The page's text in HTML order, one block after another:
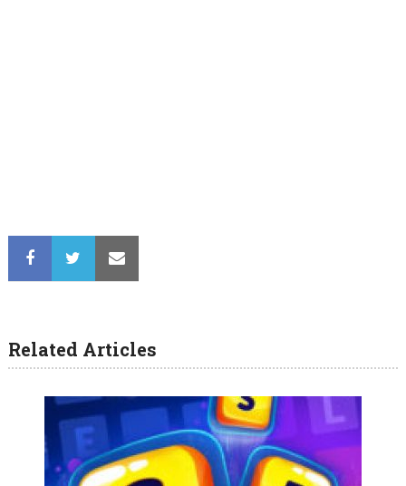
Related Articles